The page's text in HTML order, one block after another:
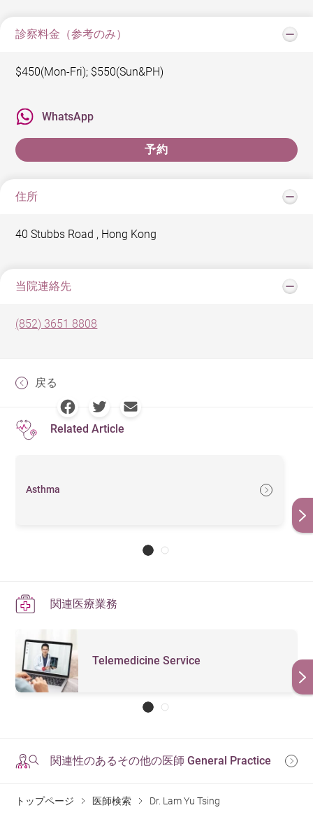
診察料金（参考のみ）
$450(Mon-Fri); $550(Sun&PH)
WhatsApp
予約
住所
40 Stubbs Road , Hong Kong
当院連絡先
(852) 3651 8808
戻る
Related Article
Asthma
関連医療業務
Telemedicine Service
関連性のあるその他の医師 General Practice
トップページ 医師検索 Dr. Lam Yu Tsing